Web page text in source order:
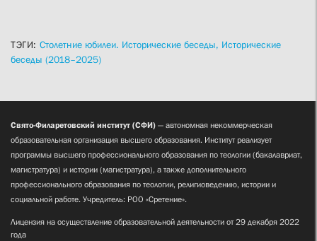
ТЭГИ: Столетние юбилеи. Исторические беседы, Исторические
беседы (2018–2025)
Свято-Филаретовский институт (СФИ) — автономная некоммерческая
образовательная организация высшего образования. Институт реализует
программы высшего профессионального образования по теологии (бакалавриат,
магистратура) и истории (магистратура), а также дополнительного
профессионального образования по теологии, религиоведению, истории и
социальной работе. Учредитель: РОО «Сретение».
Лицензия на осуществление образовательной деятельности от 29 декабря 2022
года